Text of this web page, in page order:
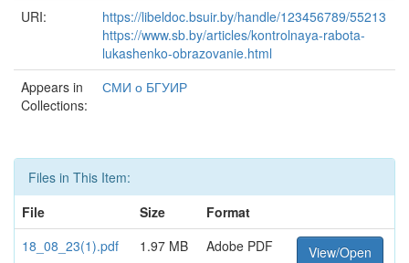
URI:
https://libeldoc.bsuir.by/handle/123456789/55213
https://www.sb.by/articles/kontrolnaya-rabota-
lukashenko-obrazovanie.html
Appears in
Collections:
СМИ о БГУИР
Files in This Item:
File
Size
Format
18_08_23(1).pdf
1.97 MB Adobe PDF View/Open